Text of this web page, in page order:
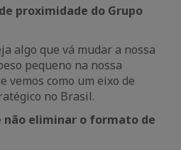
proximidade do Grupo
algo que vá mudar a nossa
pequeno na nossa
vemos como um eixo de
no Brasil.
não eliminar o formato de